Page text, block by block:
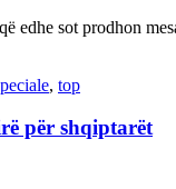
edhe sot prodhon
, top
për shqiptarët